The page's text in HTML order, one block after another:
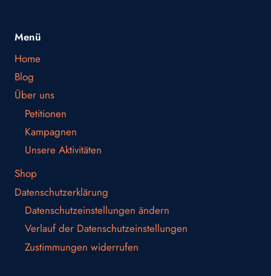
Menü
Home
Blog
Über uns
Petitionen
Kampagnen
Unsere Aktivitäten
Shop
Datenschutzerklärung
Datenschutzeinstellungen ändern
Verlauf der Datenschutzeinstellungen
Zustimmungen widerrufen